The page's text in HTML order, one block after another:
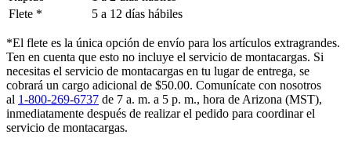
Flete *
5 a 12 días hábiles
*El flete es la única opción de envío para los artículos extragrandes.
Ten en cuenta que esto no incluye el servicio de montacargas. Si
necesitas el servicio de montacargas en tu lugar de entrega, se
cobrará un cargo adicional de $50.00. Comunícate con nosotros
al 1-800-269-6737 de 7 a. m. a 5 p. m., hora de Arizona (MST),
inmediatamente después de realizar el pedido para coordinar el
servicio de montacargas.